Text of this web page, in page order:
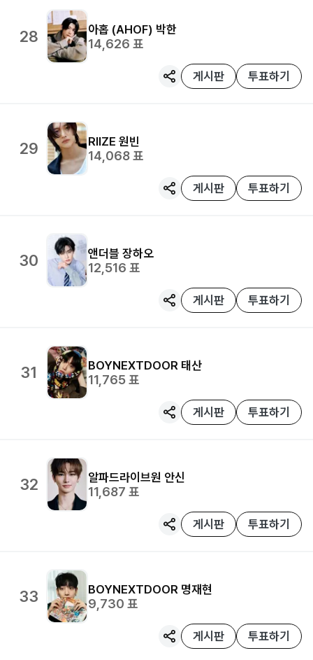
28 아홉 (AHOF) 박한
14,626 표
게시판 투표하기
29 RIIZE 원빈
14,068표
게시판 투표하기
30 앤더블 장하오
12,516 표
게시판 투표하기
31 BOYNEXTDOOR 태산
11,765표
게시판 투표하기
32 알파드라이브원 안신
11,687 표
게시판 투표하기
33 BOYNEXTDOOR 명재현
9,730 표
게시판 투표하기